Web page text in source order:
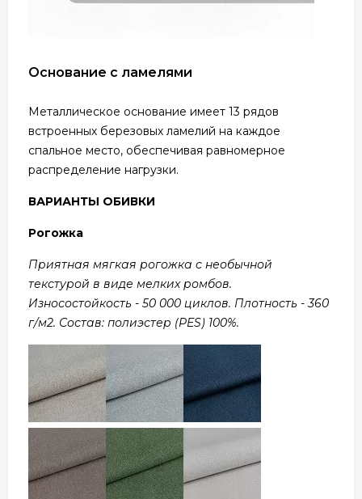
Основание с ламелями
Металлическое основание имеет 13 рядов
встроенных березовых ламелий на каждое
спальное место, обеспечивая равномерное
распределение нагрузки.
ВАРИАНТЫ ОБИВКИ
Рогожка
Приятная мягкая рогожка с необычной
текстурой в виде мелких ромбов.
Износостойкость - 50 000 циклов. Плотность - 360
г/м2. Состав: полиэстер (PES) 100%.